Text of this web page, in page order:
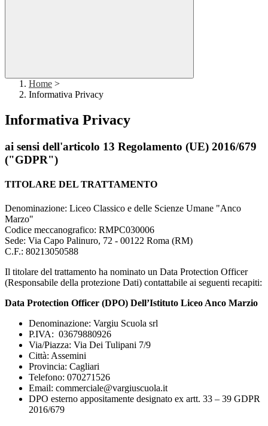
Home >
Informativa Privacy
Informativa Privacy
ai sensi dell'articolo 13 Regolamento (UE) 2016/679
("GDPR")
TITOLARE DEL TRATTAMENTO
Denominazione: Liceo Classico e delle Scienze Umane "Anco
Marzo"
Codice meccanografico: RMPC030006
Sede: Via Capo Palinuro, 72 - 00122 Roma (RM)
C.F.: 80213050588
Il titolare del trattamento ha nominato un Data Protection Officer
(Responsabile della protezione Dati) contattabile ai seguenti recapiti:
Data Protection Officer (DPO) Dell’Istituto Liceo Anco Marzio
Denominazione: Vargiu Scuola srl
P.IVA: 03679880926
Via/Piazza: Via Dei Tulipani 7/9
Città: Assemini
Provincia: Cagliari
Telefono: 070271526
Email: commerciale@vargiuscuola.it
DPO esterno appositamente designato ex artt. 33 – 39 GDPR
2016/679